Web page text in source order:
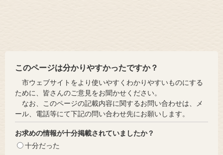
このページは分かりやすかったですか？
市ウェブサイトをより使いやすくわかりやすいものにする
ために、皆さんのご意見をお聞かせください。
なお、このページの記載内容に関するお問い合わせは、メ
ール、電話等にて下記の問い合わせ先にお願いします。
お求めの情報が十分掲載されていましたか？
十分だった